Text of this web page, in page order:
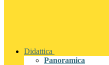
Didattica
Panoramica